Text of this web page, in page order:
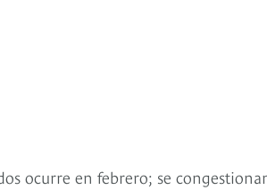
ocurre en febrero; se